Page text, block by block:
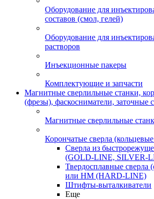
Оборудование для
составов (смол, гелей)
Оборудование для
растворов
Инъекционные пакеры
Комплектующие и запчасти
Магнитные сверлильные станки,
(фрезы), фаскосниматели, заточные
Магнитные сверлильные
Корончатые сверла
Сверла из
(GOLD-LINE, SILVER-
Твердосплавные
или HM (HARD-LINE)
Штифты-выталкиватели
Еще